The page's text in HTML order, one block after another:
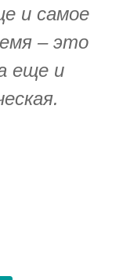
и самое
– это
еще и